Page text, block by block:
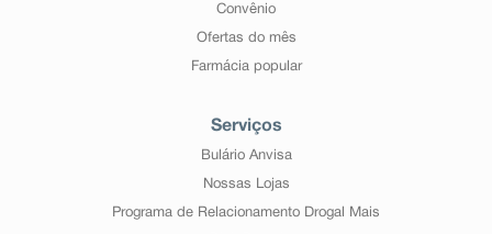
Convênio
Ofertas do mês
Farmácia popular
Serviços
Bulário Anvisa
Nossas Lojas
Programa de Relacionamento Drogal Mais